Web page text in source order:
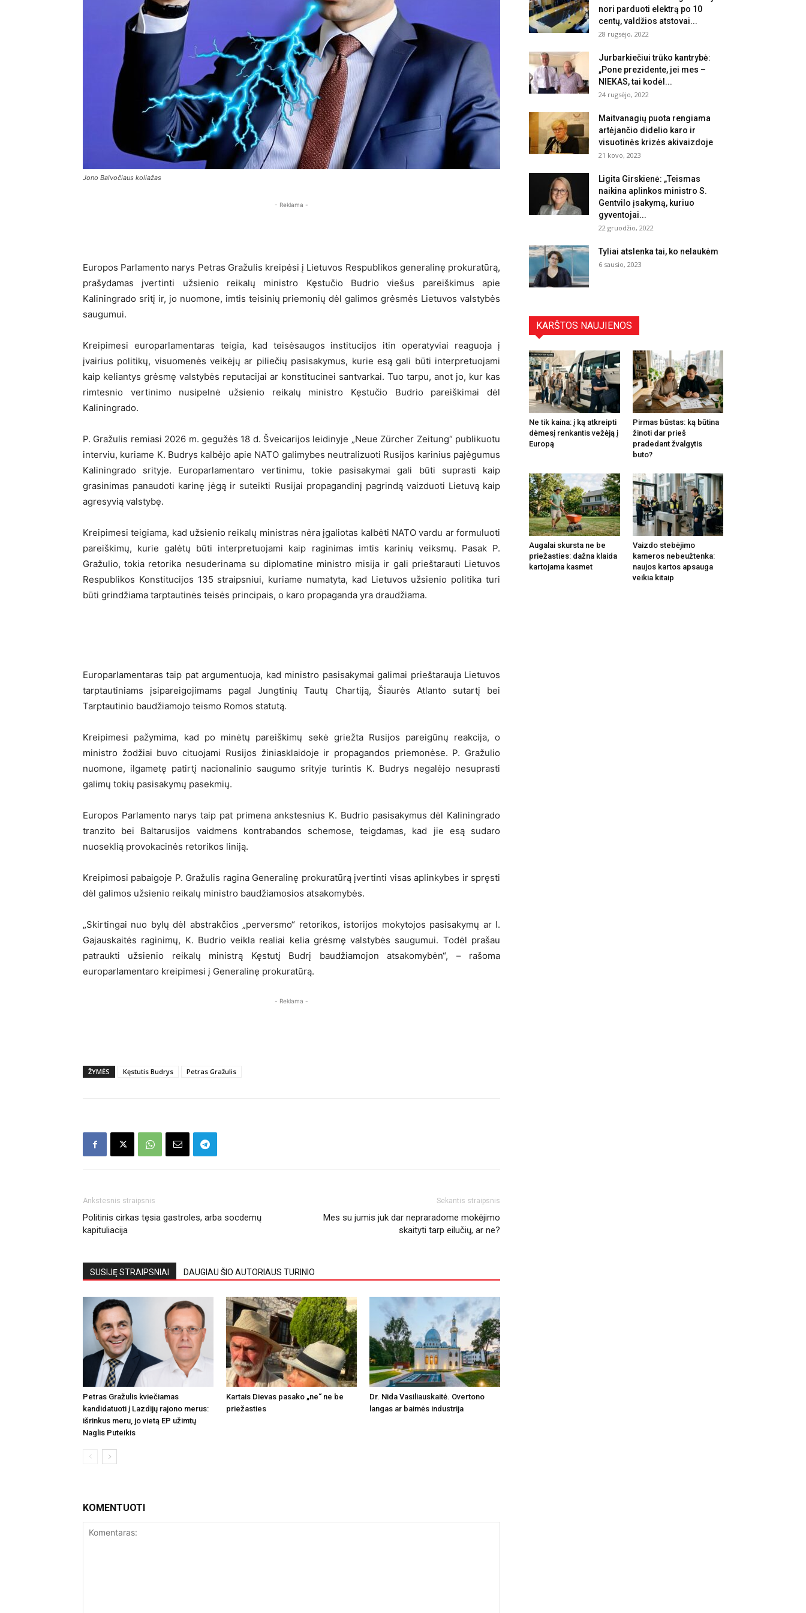
Jono Balvočiaus koliažas
- Reklama -
Europos Parlamento narys Petras Gražulis kreipėsi į Lietuvos Respublikos generalinę prokuratūrą,
prašydamas įvertinti užsienio reikalų ministro Kęstučio Budrio viešus pareiškimus apie
Kaliningrado sritį ir, jo nuomone, imtis teisinių priemonių dėl galimos grėsmės Lietuvos valstybės
saugumui.
Kreipimesi europarlamentaras teigia, kad teisėsaugos institucijos itin operatyviai reaguoja į
įvairius politikų, visuomenės veikėjų ar piliečių pasisakymus, kurie esą gali būti interpretuojami
kaip keliantys grėsmę valstybės reputacijai ar konstitucinei santvarkai. Tuo tarpu, anot jo, kur kas
rimtesnio vertinimo nusipelnė užsienio reikalų ministro Kęstučio Budrio pareiškimai dėl
Kaliningrado.
P. Gražulis remiasi 2026 m. gegužės 18 d. Šveicarijos leidinyje „Neue Zürcher Zeitung“ publikuotu
interviu, kuriame K. Budrys kalbėjo apie NATO galimybes neutralizuoti Rusijos karinius pajėgumus
Kaliningrado srityje. Europarlamentaro vertinimu, tokie pasisakymai gali būti suprasti kaip
grasinimas panaudoti karinę jėgą ir suteikti Rusijai propagandinį pagrindą vaizduoti Lietuvą kaip
agresyvią valstybę.
Kreipimesi teigiama, kad užsienio reikalų ministras nėra įgaliotas kalbėti NATO vardu ar formuluoti
pareiškimų, kurie galėtų būti interpretuojami kaip raginimas imtis karinių veiksmų. Pasak P.
Gražulio, tokia retorika nesuderinama su diplomatine ministro misija ir gali prieštarauti Lietuvos
Respublikos Konstitucijos 135 straipsniui, kuriame numatyta, kad Lietuvos užsienio politika turi
būti grindžiama tarptautinės teisės principais, o karo propaganda yra draudžiama.
Europarlamentaras taip pat argumentuoja, kad ministro pasisakymai galimai prieštarauja Lietuvos
tarptautiniams įsipareigojimams pagal Jungtinių Tautų Chartiją, Šiaurės Atlanto sutartį bei
Tarptautinio baudžiamojo teismo Romos statutą.
Kreipimesi pažymima, kad po minėtų pareiškimų sekė griežta Rusijos pareigūnų reakcija, o
ministro žodžiai buvo cituojami Rusijos žiniasklaidoje ir propagandos priemonėse. P. Gražulio
nuomone, ilgametę patirtį nacionalinio saugumo srityje turintis K. Budrys negalėjo nesuprasti
galimų tokių pasisakymų pasekmių.
Europos Parlamento narys taip pat primena ankstesnius K. Budrio pasisakymus dėl Kaliningrado
tranzito bei Baltarusijos vaidmens kontrabandos schemose, teigdamas, kad jie esą sudaro
nuoseklią provokacinės retorikos liniją.
Kreipimosi pabaigoje P. Gražulis ragina Generalinę prokuratūrą įvertinti visas aplinkybes ir spręsti
dėl galimos užsienio reikalų ministro baudžiamosios atsakomybės.
„Skirtingai nuo bylų dėl abstrakčios „perversmo“ retorikos, istorijos mokytojos pasisakymų ar I.
Gajauskaitės raginimų, K. Budrio veikla realiai kelia grėsmę valstybės saugumui. Todėl prašau
patraukti užsienio reikalų ministrą Kęstutį Budrį baudžiamojon atsakomybėn“, – rašoma
europarlamentaro kreipimesi į Generalinę prokuratūrą.
- Reklama -
ŽYMĖS Kęstutis Budrys Petras Gražulis
Ankstesnis straipsnis
Politinis cirkas tęsia gastroles, arba socdemų
kapituliacija
Sekantis straipsnis
Mes su jumis juk dar nepraradome mokėjimo
skaityti tarp eilučių, ar ne?
SUSIJĘ STRAIPSNIAI DAUGIAU ŠIO AUTORIAUS TURINIO
Petras Gražulis kviečiamas
kandidatuoti į Lazdijų rajono merus:
išrinkus meru, jo vietą EP užimtų
Naglis Puteikis
Kartais Dievas pasako „ne“ ne be
priežasties
Dr. Nida Vasiliauskaitė. Overtono
langas ar baimės industrija
KOMENTUOTI
nori parduoti elektrą po 10
centų, valdžios atstovai...
28 rugsėjo, 2022
Jurbarkiečiui trūko kantrybė:
„Pone prezidente, jei mes –
NIEKAS, tai kodėl...
24 rugsėjo, 2022
Maitvanagių puota rengiama
artėjančio didelio karo ir
visuotinės krizės akivaizdoje
21 kovo, 2023
Ligita Girskienė: „Teismas
naikina aplinkos ministro S.
Gentvilo įsakymą, kuriuo
gyventojai...
22 gruodžio, 2022
Tyliai atslenka tai, ko nelaukėm
6 sausio, 2023
KARŠTOS NAUJIENOS
Ne tik kaina: į ką atkreipti
dėmesį renkantis vežėją į
Europą
Pirmas būstas: ką būtina
žinoti dar prieš
pradedant žvalgytis
buto?
Augalai skursta ne be
priežasties: dažna klaida
kartojama kasmet
Vaizdo stebėjimo
kameros nebeužtenka:
naujos kartos apsauga
veikia kitaip